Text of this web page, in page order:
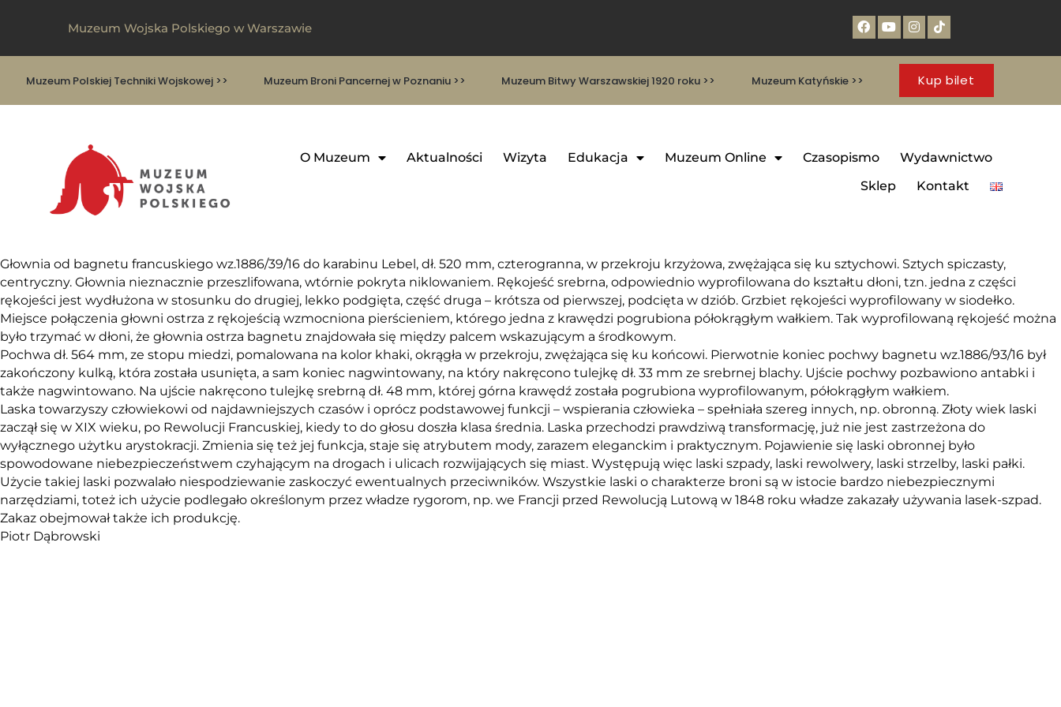
Muzeum Wojska Polskiego w Warszawie
Muzeum Polskiej Techniki Wojskowej >> Muzeum Broni Pancernej w Poznaniu >> Muzeum Bitwy Warszawskiej 1920 roku >> Muzeum Katyńskie >> Kup bilet
O Muzeum Aktualności Wizyta Edukacja Muzeum Online Czasopismo
Wydawnictwo
Sklep
Kontakt
Głownia od bagnetu francuskiego wz.1886/39/16 do karabinu Lebel, dł. 520 mm, czterogranna, w przekroju krzyżowa, zwężająca się ku sztychowi. Sztych spiczasty,
centryczny. Głownia nieznacznie przeszlifowana, wtórnie pokryta niklowaniem. Rękojeść srebrna, odpowiednio wyprofilowana do kształtu dłoni, tzn. jedna z części
rękojeści jest wydłużona w stosunku do drugiej, lekko podgięta, część druga – krótsza od pierwszej, podcięta w dziób. Grzbiet rękojeści wyprofilowany w siodełko.
Miejsce połączenia głowni ostrza z rękojeścią wzmocniona pierścieniem, którego jedna z krawędzi pogrubiona półokrągłym wałkiem. Tak wyprofilowaną rękojeść można
było trzymać w dłoni, że głownia ostrza bagnetu znajdowała się między palcem wskazującym a środkowym.
Pochwa dł. 564 mm, ze stopu miedzi, pomalowana na kolor khaki, okrągła w przekroju, zwężająca się ku końcowi. Pierwotnie koniec pochwy bagnetu wz.1886/93/16 był
zakończony kulką, która została usunięta, a sam koniec nagwintowany, na który nakręcono tulejkę dł. 33 mm ze srebrnej blachy. Ujście pochwy pozbawiono antabki i
także nagwintowano. Na ujście nakręcono tulejkę srebrną dł. 48 mm, której górna krawędź została pogrubiona wyprofilowanym, półokrągłym wałkiem.
Laska towarzyszy człowiekowi od najdawniejszych czasów i oprócz podstawowej funkcji – wspierania człowieka – spełniała szereg innych, np. obronną. Złoty wiek laski
zaczął się w XIX wieku, po Rewolucji Francuskiej, kiedy to do głosu doszła klasa średnia. Laska przechodzi prawdziwą transformację, już nie jest zastrzeżona do
wyłącznego użytku arystokracji. Zmienia się też jej funkcja, staje się atrybutem mody, zarazem eleganckim i praktycznym. Pojawienie się laski obronnej było
spowodowane niebezpieczeństwem czyhającym na drogach i ulicach rozwijających się miast. Występują więc laski szpady, laski rewolwery, laski strzelby, laski pałki.
Użycie takiej laski pozwalało niespodziewanie zaskoczyć ewentualnych przeciwników. Wszystkie laski o charakterze broni są w istocie bardzo niebezpiecznymi
narzędziami, toteż ich użycie podlegało określonym przez władze rygorom, np. we Francji przed Rewolucją Lutową w 1848 roku władze zakazały używania lasek-szpad.
Zakaz obejmował także ich produkcję.
Piotr Dąbrowski